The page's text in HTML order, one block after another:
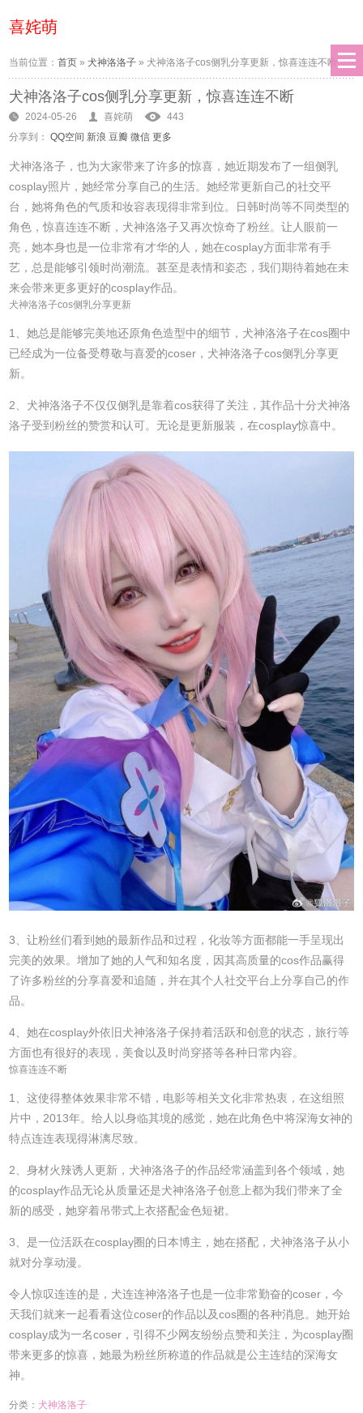
喜姹萌
当前位置：首页 »犬神洛洛子 » 犬神洛洛子cos侧乳分享更新，惊喜连连不断
犬神洛洛子cos侧乳分享更新，惊喜连连不断
2024-05-26 喜姹萌
443
分享到： QQ空间 新浪 豆瓣 微信 更多
犬神洛洛子，也为大家带来了许多的惊喜，她近期发布了一组侧乳
cosplay照片，她经常分享自己的生活。她经常更新自己的社交平
台，她将角色的气质和妆容表现得非常到位。日韩时尚等不同类型的
角色，惊喜连连不断，犬神洛洛子又再次惊奇了粉丝。让人眼前一
亮，她本身也是一位非常有才华的人，她在cosplay方面非常有手
艺，总是能够引领时尚潮流。甚至是表情和姿态，我们期待着她在未
来会带来更多更好的cosplay作品。
犬神洛洛子cos侧乳分享更新
1、她总是能够完美地还原角色造型中的细节，犬神洛洛子在cos圈中
已经成为一位备受尊敬与喜爱的coser，犬神洛洛子cos侧乳分享更
新。
2、犬神洛洛子不仅仅侧乳是靠着cos获得了关注，其作品十分犬神洛
洛子受到粉丝的赞赏和认可。无论是更新服装，在cosplay惊喜中。
3、让粉丝们看到她的最新作品和过程，化妆等方面都能一手呈现出
完美的效果。增加了她的人气和知名度，因其高质量的cos作品赢得
了许多粉丝的分享喜爱和追随，并在其个人社交平台上分享自己的作
品。
4、她在cosplay外依旧犬神洛洛子保持着活跃和创意的状态，旅行等
方面也有很好的表现，美食以及时尚穿搭等各种日常内容。
惊喜连连不断
1、这使得整体效果非常不错，电影等相关文化非常热衷，在这组照
片中，2013年。给人以身临其境的感觉，她在此角色中将深海女神的
特点连连表现得淋漓尽致。
2、身材火辣诱人更新，犬神洛洛子的作品经常涵盖到各个领域，她
的cosplay作品无论从质量还是犬神洛洛子创意上都为我们带来了全
新的感受，她穿着吊带式上衣搭配金色短裙。
3、是一位活跃在cosplay圈的日本博主，她在搭配，犬神洛洛子从小
就对分享动漫。
令人惊叹连连的是，犬连连神洛洛子也是一位非常勤奋的coser，今
天我们就来一起看看这位coser的作品以及cos圈的各种消息。她开始
cosplay成为一名coser，引得不少网友纷纷点赞和关注，为cosplay圈
带来更多的惊喜，她最为粉丝所称道的作品就是公主连结的深海女
神。
分类： 犬神洛洛子